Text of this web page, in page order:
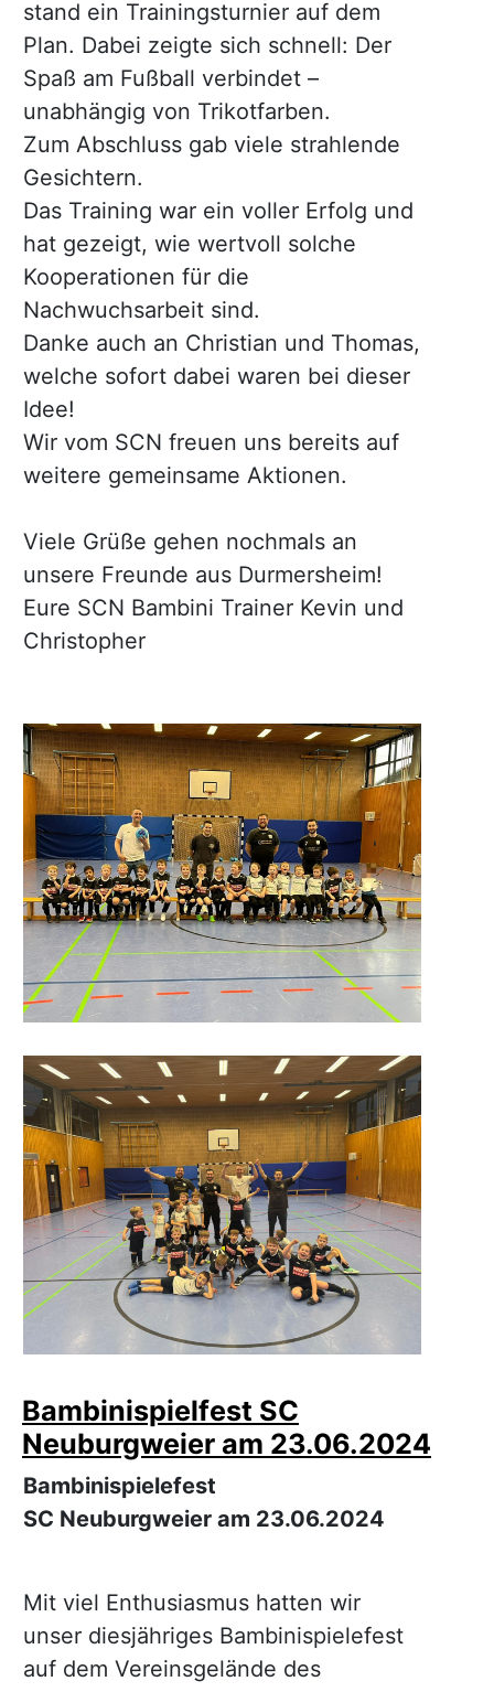
stand ein Trainingsturnier auf dem
Plan. Dabei zeigte sich schnell: Der
Spaß am Fußball verbindet –
unabhängig von Trikotfarben.
Zum Abschluss gab viele strahlende
Gesichtern.
Das Training war ein voller Erfolg und
hat gezeigt, wie wertvoll solche
Kooperationen für die
Nachwuchsarbeit sind.
Danke auch an Christian und Thomas,
welche sofort dabei waren bei dieser
Idee!
Wir vom SCN freuen uns bereits auf
weitere gemeinsame Aktionen.
Viele Grüße gehen nochmals an
unsere Freunde aus Durmersheim!
Eure SCN Bambini Trainer Kevin und
Christopher
Bambinispielfest SC
Neuburgweier am 23.06.2024
Bambinispielefest
SC Neuburgweier am 23.06.2024
Mit viel Enthusiasmus hatten wir
unser diesjähriges Bambinispielefest
auf dem Vereinsgelände des